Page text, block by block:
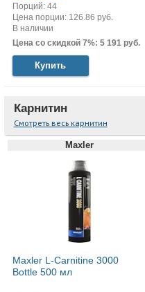
Порций: 44
Цена порции: 126.86 руб.
В наличии
Цена со скидкой 7%: 5 191 руб.
Купить
Карнитин
Смотреть весь карнитин
Maxler
Maxler L-Carnitine 3000
Bottle 500 мл